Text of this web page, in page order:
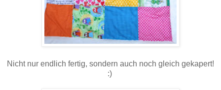
Nicht nur endlich fertig, sondern auch noch gleich gekapert!
:)